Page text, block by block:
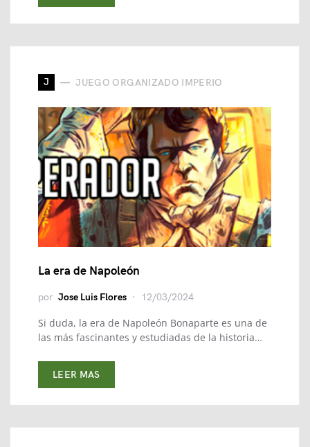
J JUEGO ORGANIZADO IMPERIO
La era de Napoleón
por Jose Luis Flores 12/03/2024
Si duda, la era de Napoleón Bonaparte es una de
las más fascinantes y estudiadas de la historia…
LEER MAS